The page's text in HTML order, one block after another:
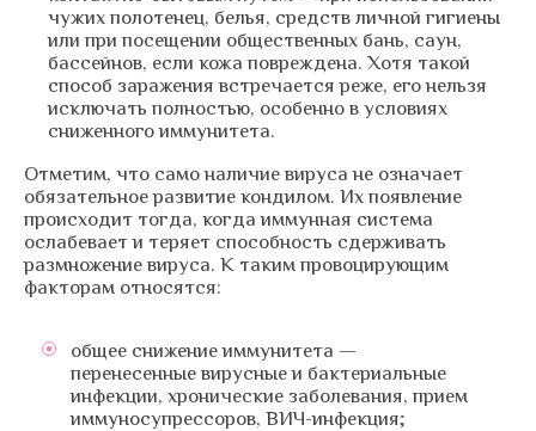
чужих полотенец, белья, средств личной гигиены
или при посещении общественных бань, саун,
бассейнов, если кожа повреждена. Хотя такой
способ заражения встречается реже, его нельзя
исключать полностью, особенно в условиях
сниженного иммунитета.
Отметим, что само наличие вируса не означает
обязательное развитие кондилом. Их появление
происходит тогда, когда иммунная система
ослабевает и теряет способность сдерживать
размножение вируса. К таким провоцирующим
факторам относятся:
общее снижение иммунитета —
перенесенные вирусные и бактериальные
инфекции, хронические заболевания, прием
иммуносупрессоров, ВИЧ-инфекция;